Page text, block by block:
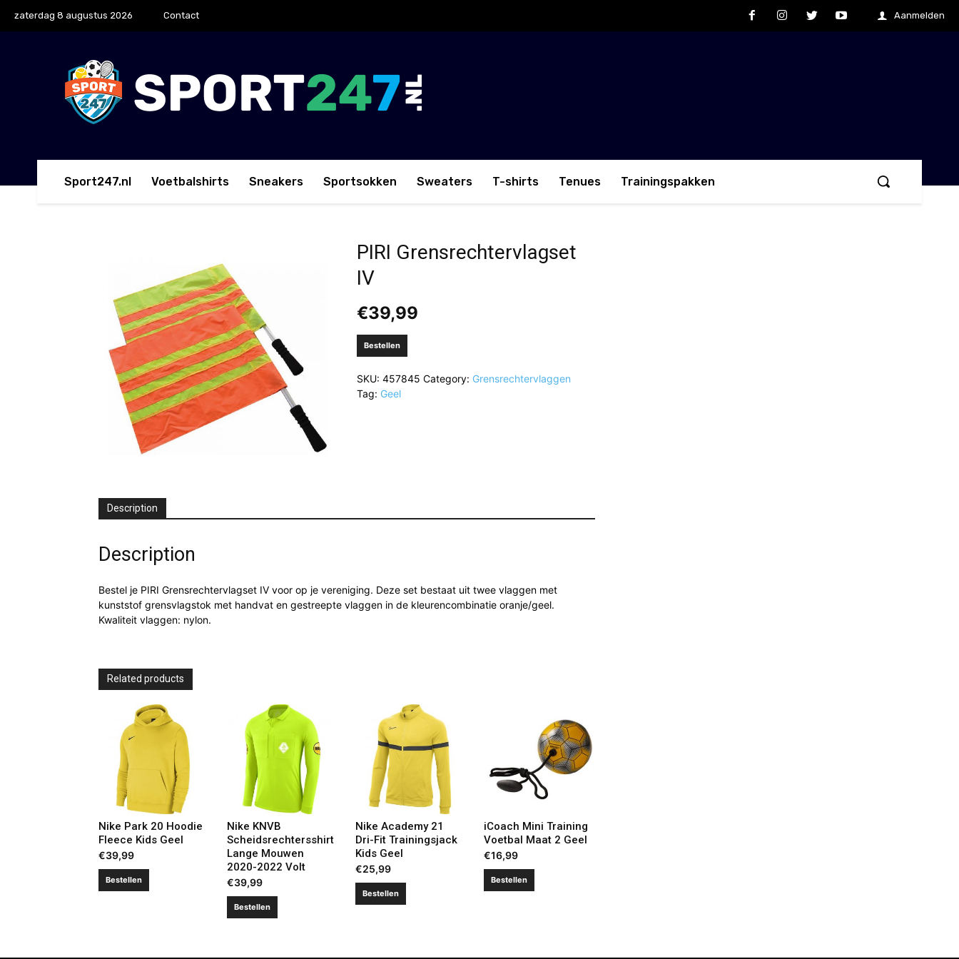
zaterdag 8 augustus 2026 Contact Aanmelden
Sport247.nl Voetbalshirts Sneakers Sportsokken Sweaters T-shirts Tenues Trainingspakken
PIRI Grensrechtervlagset
IV
€39,99
Bestellen
SKU: 457845 Category: Grensrechtervlaggen
Tag: Geel
Description
Description
Bestel je PIRI Grensrechtervlagset IV voor op je vereniging. Deze set bestaat uit twee vlaggen met
kunststof grensvlagstok met handvat en gestreepte vlaggen in de kleurencombinatie oranje/geel.
Kwaliteit vlaggen: nylon.
Related products
Nike Park 20 Hoodie
Fleece Kids Geel
€39,99
Bestellen
Nike KNVB
Scheidsrechtersshirt
Lange Mouwen
2020-2022 Volt
€39,99
Bestellen
Nike Academy 21
Dri-Fit Trainingsjack
Kids Geel
€25,99
Bestellen
iCoach Mini Training
Voetbal Maat 2 Geel
€16,99
Bestellen